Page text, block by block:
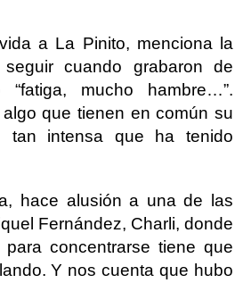
a La Pinito, menciona la
cuando grabaron de
mucho hambre…”.
que tienen en común su
intensa que ha tenido
hace alusión a una de las
Fernández, Charli, donde
concentrarse tiene que
Y nos cuenta que hubo